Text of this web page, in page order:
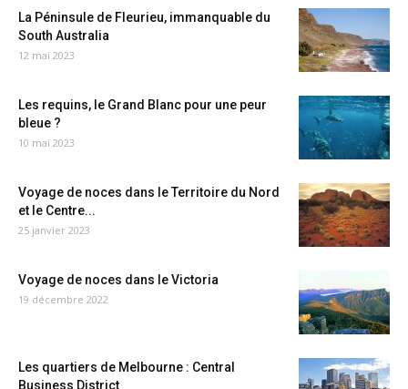
La Péninsule de Fleurieu, immanquable du
South Australia
12 mai 2023
Les requins, le Grand Blanc pour une peur
bleue ?
10 mai 2023
Voyage de noces dans le Territoire du Nord
et le Centre...
25 janvier 2023
Voyage de noces dans le Victoria
19 décembre 2022
Les quartiers de Melbourne : Central
Business District